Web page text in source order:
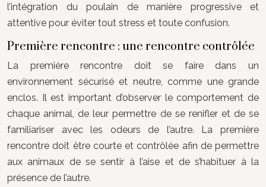
l’intégration du poulain de manière progressive et
attentive pour éviter tout stress et toute confusion.
Première rencontre : une rencontre contrôlée
La première rencontre doit se faire dans un
environnement sécurisé et neutre, comme une grande
enclos. Il est important d’observer le comportement de
chaque animal, de leur permettre de se renifler et de se
familiariser avec les odeurs de l’autre. La première
rencontre doit être courte et contrôlée afin de permettre
aux animaux de se sentir à l’aise et de s’habituer à la
présence de l’autre.